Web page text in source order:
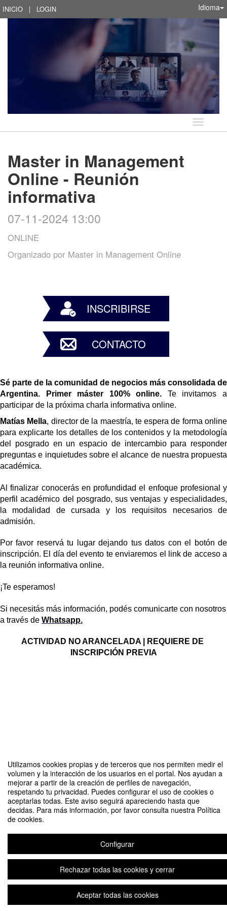
Utilizamos cookies propias y de terceros que nos permiten medir el
volumen y la interacción de los usuarios en el portal. Nos ayudan a
mejorar a partir de la creación de perfiles de navegación,
respetando tu privacidad. Puedes configurar el uso de cookies o
aceptarlas todas. Este aviso seguirá apareciendo hasta que
decidas. Para más información, por favor consulta nuestra Política
de cookies.
Configurar
Rechazar todas las cookies y cerrar
Aceptar todas las cookies
INICIO | LOGIN Idioma
Idioma
Master in Management
Online - Reunión
informativa
07-11-2024 13:00
ONLINE
Organizado por Master in Management Online
INSCRIBIRSE
CONTACTO
Sé parte de la comunidad de negocios más consolidada de
Argentina. Primer máster 100% online. Te invitamos a
participar de la próxima charla informativa online.
Matías Mella, director de la maestría, te espera de forma online
para explicarte los detalles de los contenidos y la metodología
del posgrado en un espacio de intercambio para responder
preguntas e inquietudes sobre el alcance de nuestra propuesta
académica.
Al finalizar conocerás en profundidad el enfoque profesional y
perfil académico del posgrado, sus ventajas y especialidades,
la modalidad de cursada y los requisitos necesarios de
admisión.
Por favor reservá tu lugar dejando tus datos con el botón de
inscripción. El día del evento te enviaremos el link de acceso a
la reunión informativa online.
¡Te esperamos!
Si necesitás más información, podés comunicarte con nosotros
a través de Whatsapp.
ACTIVIDAD NO ARANCELADA | REQUIERE DE
INSCRIPCIÓN PREVIA
Master in Management Online - Reunión informativa
Contacto
Plataforma de organización de eventos Symposium